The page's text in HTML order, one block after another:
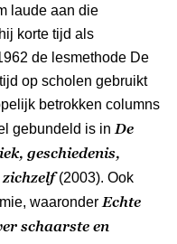
laude aan die
korte tijd als
de lesmethode De
op scholen gebruikt
betrokken columns
gebundeld is in De
geschiedenis,
(2003). Ook
waaronder Echte
schaarste en